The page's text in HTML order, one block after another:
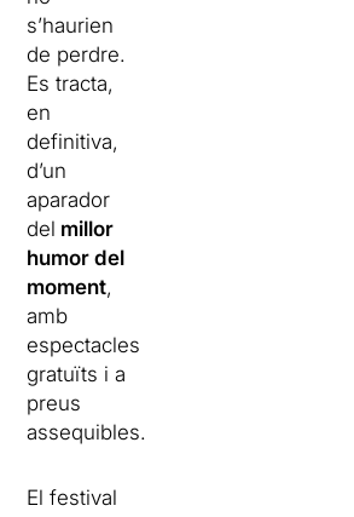
s’haurien
de perdre.
Es tracta,
en
definitiva,
d’un
aparador
del millor
humor del
moment,
amb
espectacles
gratuïts i a
preus
assequibles.
El festival